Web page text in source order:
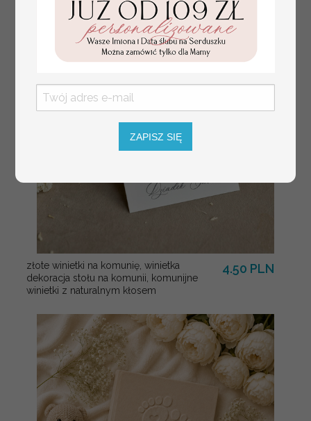
Pary Młodej, plan
usadzenia gości
złote winietki na komunię, winietka
dekoracja stołu na komunii, komunijne
winietki z naturalnym kłosem
4.50 PLN
ZAPISZ SIĘ